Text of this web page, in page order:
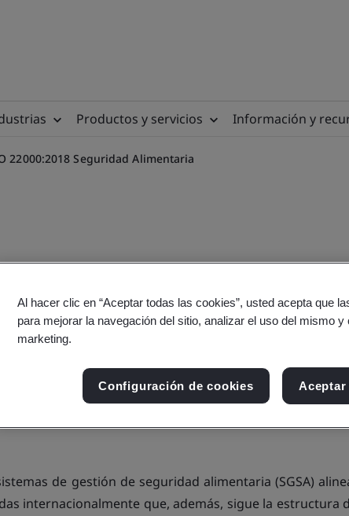
Productos y servicios Información y
22000:2018 Seguridad Alimentaria
ISO 22000:2018
de gestión de seguridad alimentaria (SGSA)
internacionalmente que, además, sigue la estructura
Al hacer clic en “Aceptar todas las cookies”, usted acepta que
para mejorar la navegación del sitio, analizar el uso del mismo
marketing.
Configuración de cookies Aceptar